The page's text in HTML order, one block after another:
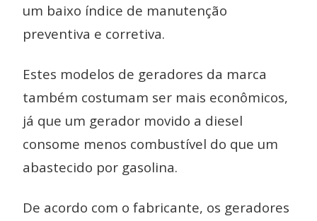
um baixo índice de manutenção
preventiva e corretiva.
Estes modelos de geradores da marca
também costumam ser mais econômicos,
já que um gerador movido a diesel
consome menos combustível do que um
abastecido por gasolina.
De acordo com o fabricante, os geradores